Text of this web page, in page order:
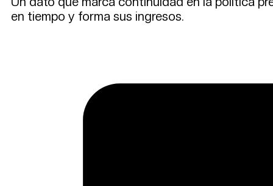
en tiempo y forma sus ingresos.